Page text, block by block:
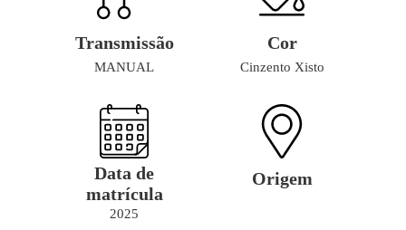
Transmissão
MANUAL
Cor
Cinzento Xisto
Data de
matrícula
2025
Origem